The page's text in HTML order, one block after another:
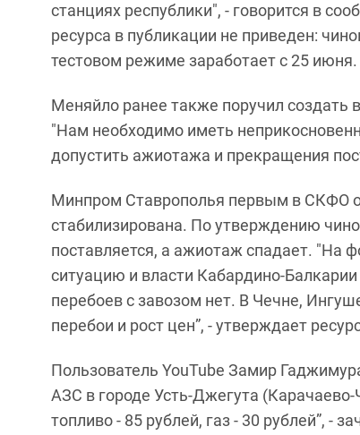
станциях республики", - говорится в
ресурса в публикации не приведен:
тестовом режиме заработает с 25 июня.
Меняйло ранее также поручил создать
"Нам необходимо иметь
допустить ажиотажа и прекращения
Минпром Ставрополья первым в СКФО
стабилизирована. По утверждению
поставляется, а ажиотаж спадает. "На
ситуацию и власти Кабардино-
перебоев с завозом нет. В Чечне,
перебои и рост цен”, - утверждает
Пользователь YouTube Замир
АЗС в городе Усть-Джегута (Карачаево-
топливо - 85 рублей, газ - 30 рублей”, -